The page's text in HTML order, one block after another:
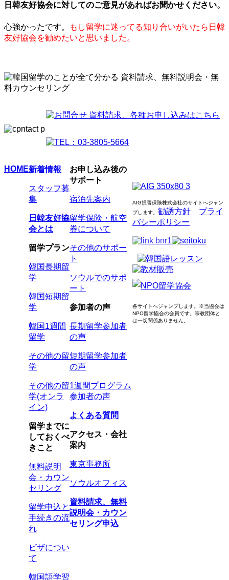
日韓友好協会に対してのご意見があればお聞かせください。
心強かったです。
もし留学に迷ってる知り合いがいたら日韓
友好協会を勧めたいと思いました。
HOME新着情報
スタッフ募
集
日韓友好協
会とは
留学プラン
韓国長期留
学
韓国短期留
学
韓国1週間
留学
その他の留
学
その他の留
学(オンラ
イン)
留学までに
しておくべ
きこと
無料説明
会・カウン
セリング
留学申込と
手続きの流
れ
ビザについ
て
韓国語学習
お申し込み後の
サポート
宿泊先案内
留学保険・航空
券について
その他のサポー
ト
ソウルでのサポ
ート
参加者の声
長期留学参加者
の声
短期留学参加者
の声
1週間プログラム
参加者の声
よくある質問
アクセス・会社
案内
東京事務所
ソウルオフィス
資料請求、無料
説明会・カウン
セリング申込
AIG損害保険株式会社のサイトへジャン
プします
勧誘方針
プライ
バシーポリシー
各サイトへジャンプします。 ※当協会は
NPO留学協会の会員です。 宗教団体と
は一切関係ありません。